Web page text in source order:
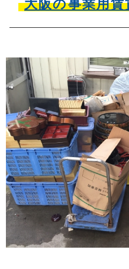
大阪の事業用